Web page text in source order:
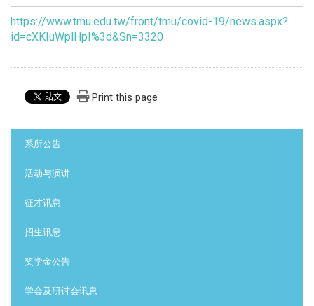
https://www.tmu.edu.tw/front/tmu/covid-19/news.aspx?
id=cXKIuWplHpI%3d&Sn=3320
Print this page
系所公告
活动与演讲
征才讯息
招生讯息
奖学金公告
学会及研讨会讯息